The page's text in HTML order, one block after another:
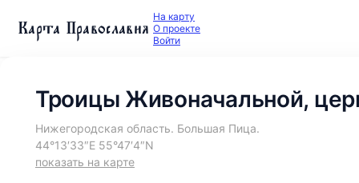
Карта Православия На карту
О проекте
Войти
Троицы Живоначальной,
Нижегородская область. Большая Пица.
44°13′33″E 55°47′4″N
показать на карте